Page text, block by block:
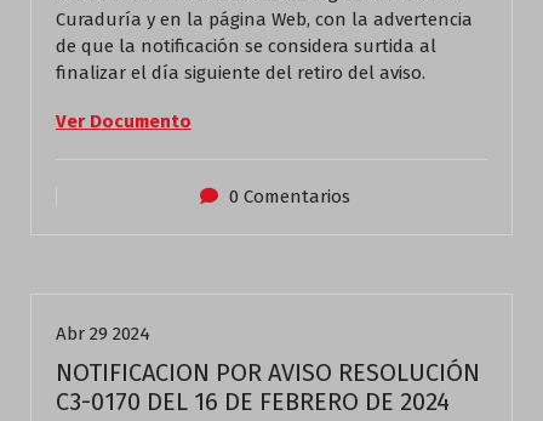
Curaduría y en la página Web, con la advertencia
de que la notificación se considera surtida al
finalizar el día siguiente del retiro del aviso.
Ver Documento
0 Comentarios
Abr 29 2024
NOTIFICACION POR AVISO RESOLUCIÓN
C3-0170 DEL 16 DE FEBRERO DE 2024